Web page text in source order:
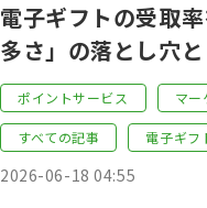
電子ギフトの受取
多さ」の落とし穴
ポイントサービス マー
すべての記事 電子ギフ
2026-06-18 04:55